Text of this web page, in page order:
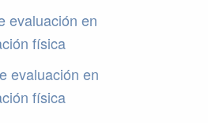
evaluación en
física
evaluación en
física